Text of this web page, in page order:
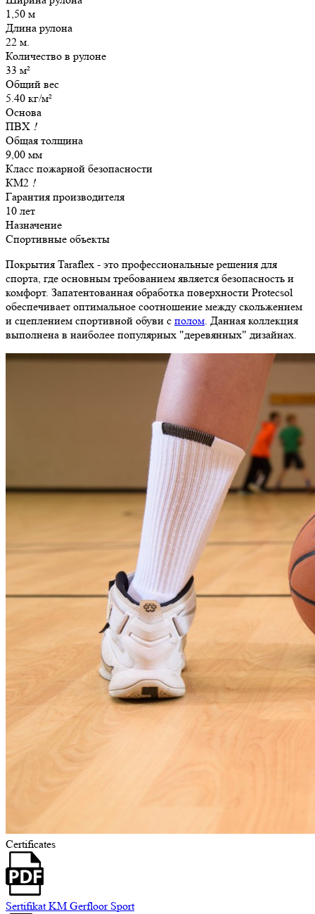
1,50 м
Длина рулона
22 м.
Количество в рулоне
33 м²
Общий вес
5.40 кг/м²
Основа
ПВХ !
Общая толщина
9,00 мм
Класс пожарной безопасности
КМ2 !
Гарантия производителя
10 лет
Назначение
Спортивные объекты
Покрытия Taraflex - это профессиональные решения для
спорта, где основным требованием является безопасность и
комфорт. Запатентованная обработка поверхности Protecsol
обеспечивает оптимальное соотношение между скольжением
и сцеплением спортивной обуви с полом. Данная коллекция
выполнена в наиболее популярных "деревянных" дизайнах.
Certificates
Sertifikat KM Gerfloor Sport